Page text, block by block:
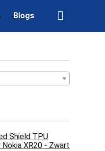
Blogs
Shield TPU
XR20 - Zwart